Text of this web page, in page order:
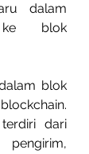
dalam
ke blok
blok
dari